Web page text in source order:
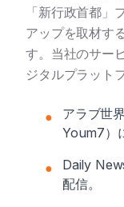
「新行政首都」
アップを取材す
す。当社のサー
ジタルプラット
●
アラブ世
Youm7）
●
Daily
配信。